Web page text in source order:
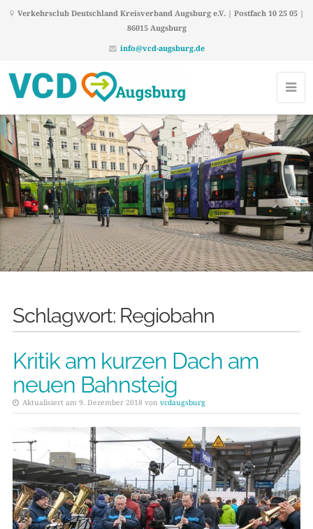
Verkehrsclub Deutschland Kreisverband Augsburg e.V. | Postfach 10 25 05 |
86015 Augsburg
info@vcd-augsburg.de
Schlagwort: Regiobahn
Kritik am kurzen Dach am
neuen Bahnsteig
Aktualisiert am 9. Dezember 2018 von vcdaugsburg